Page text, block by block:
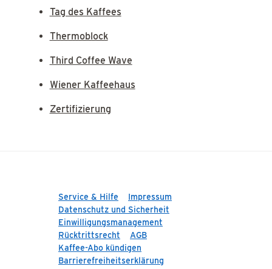
Tag des Kaffees
Thermoblock
Third Coffee Wave
Wiener Kaffeehaus
Zertifizierung
Service & Hilfe
Impressum
Datenschutz und Sicherheit
Einwilligungsmanagement
Rücktrittsrecht
AGB
Kaffee-Abo kündigen
Barrierefreiheitserklärung